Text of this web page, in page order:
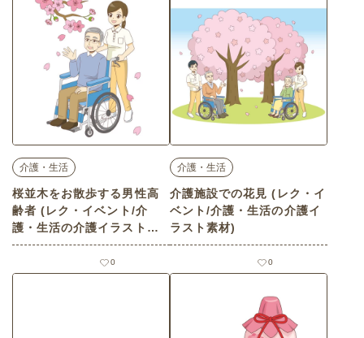
介護・生活
桜並木をお散歩する男性高
齢者 (レク・イベント/介
護・生活の介護イラスト素
材)
0
介護・生活
介護施設での花見 (レク・イ
ベント/介護・生活の介護イ
ラスト素材)
0